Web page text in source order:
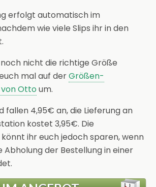
erfolgt automatisch im
wie viele Slips ihr in den
nicht die richtige Größe
mal auf derGrößen-
Ottoum.
fallen 4,95€ an, die Lieferung an
kostet 3,95€. Die
ihr euch jedoch sparen, wenn
Abholung der Bestellung in einer